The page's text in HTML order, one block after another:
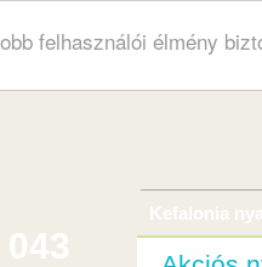
felhasználói élmény
Kefalonia